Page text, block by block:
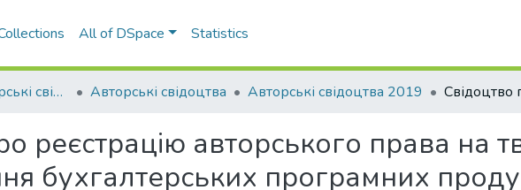
All of DSpace Statistics
Патенти та авторські свідоцтва Авторські свідоцтва Авторські свідоцтва 2019
реєстрацію авторського права на
бухгалтерських програмних